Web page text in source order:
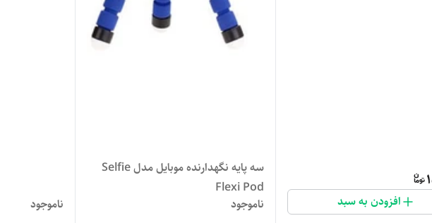
افزودن به سبد
سه پایه نگهدارنده موبایل مدل Selfie
Flexi Pod
ناموجود
ناموجود